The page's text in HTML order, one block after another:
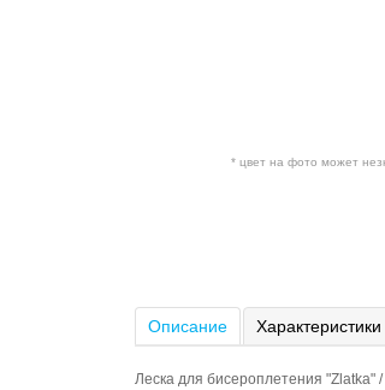
* цвет на фото может
Описание Характеристики
Леска для бисероплетения "Zlatka"